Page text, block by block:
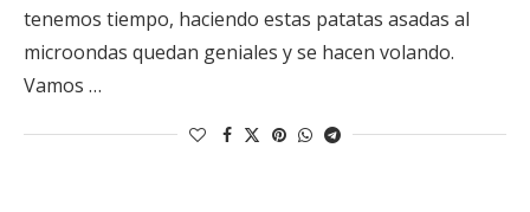
tenemos tiempo, haciendo estas patatas asadas al
microondas quedan geniales y se hacen volando.
Vamos …